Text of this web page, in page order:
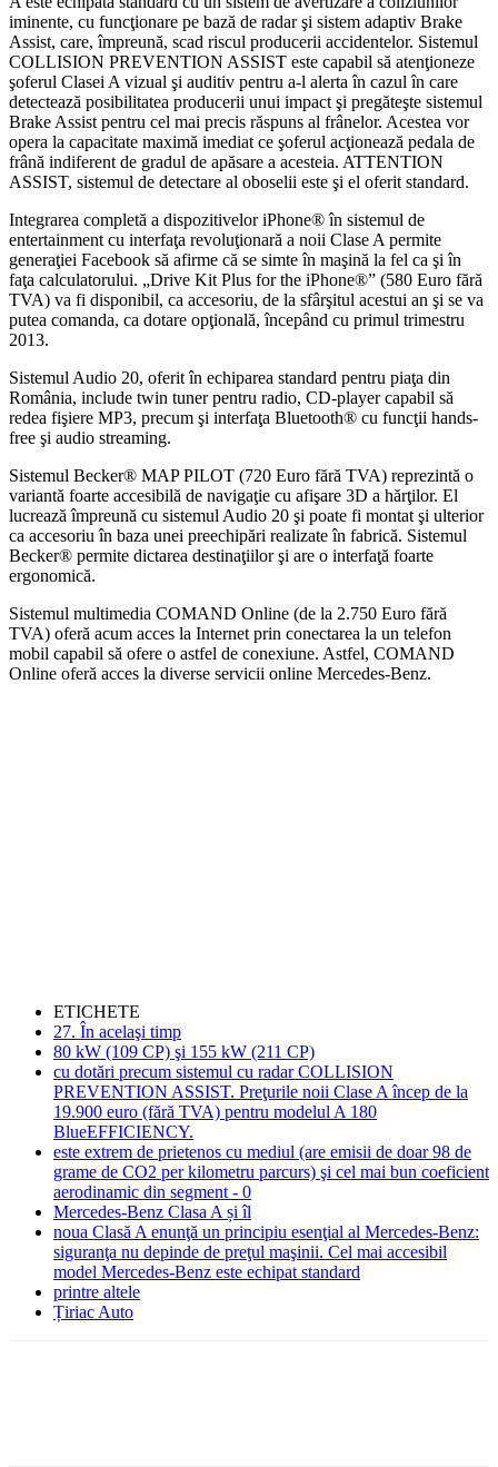
iminente, cu funcţionare pe bază de radar şi sistem adaptiv Brake
Assist, care, împreună, scad riscul producerii accidentelor. Sistemul
COLLISION PREVENTION ASSIST este capabil să atenţioneze
şoferul Clasei A vizual şi auditiv pentru a-l alerta în cazul în care
detectează posibilitatea producerii unui impact şi pregăteşte sistemul
Brake Assist pentru cel mai precis răspuns al frânelor. Acestea vor
opera la capacitate maximă imediat ce şoferul acţionează pedala de
frână indiferent de gradul de apăsare a acesteia. ATTENTION
ASSIST, sistemul de detectare al oboselii este şi el oferit standard.
Integrarea completă a dispozitivelor iPhone® în sistemul de
entertainment cu interfaţa revoluţionară a noii Clase A permite
generaţiei Facebook să afirme că se simte în maşină la fel ca şi în
faţa calculatorului. „Drive Kit Plus for the iPhone®” (580 Euro fără
TVA) va fi disponibil, ca accesoriu, de la sfârşitul acestui an şi se va
putea comanda, ca dotare opţională, începând cu primul trimestru
2013.
Sistemul Audio 20, oferit în echiparea standard pentru piaţa din
România, include twin tuner pentru radio, CD-player capabil să
redea fişiere MP3, precum şi interfaţa Bluetooth® cu funcţii hands-
free şi audio streaming.
Sistemul Becker® MAP PILOT (720 Euro fără TVA) reprezintă o
variantă foarte accesibilă de navigaţie cu afişare 3D a hărţilor. El
lucrează împreună cu sistemul Audio 20 şi poate fi montat şi ulterior
ca accesoriu în baza unei preechipări realizate în fabrică. Sistemul
Becker® permite dictarea destinaţiilor şi are o interfaţă foarte
ergonomică.
Sistemul multimedia COMAND Online (de la 2.750 Euro fără
TVA) oferă acum acces la Internet prin conectarea la un telefon
mobil capabil să ofere o astfel de conexiune. Astfel, COMAND
Online oferă acces la diverse servicii online Mercedes-Benz.
ETICHETE
27. În acelaşi timp
80 kW (109 CP) şi 155 kW (211 CP)
cu dotări precum sistemul cu radar COLLISION
PREVENTION ASSIST. Preţurile noii Clase A încep de la
19.900 euro (fără TVA) pentru modelul A 180
BlueEFFICIENCY.
este extrem de prietenos cu mediul (are emisii de doar 98 de
grame de CO2 per kilometru parcurs) şi cel mai bun coeficient
aerodinamic din segment - 0
Mercedes-Benz Clasa A și îl
noua Clasă A enunţă un principiu esenţial al Mercedes-Benz:
siguranţa nu depinde de preţul maşinii. Cel mai accesibil
model Mercedes-Benz este echipat standard
printre altele
Țiriac Auto